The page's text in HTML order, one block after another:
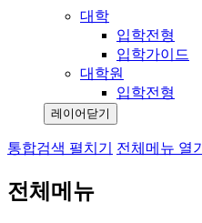
대학
입학전형
입학가이드
대학원
입학전형
레이어닫기
통합검색 펼치기 전체메뉴 열기
전체메뉴